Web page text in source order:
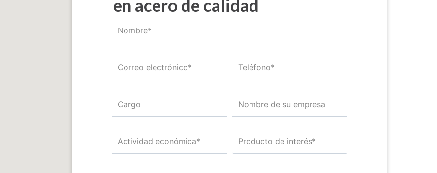
en acero de calidad